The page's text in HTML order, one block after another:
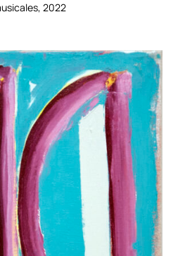
2022